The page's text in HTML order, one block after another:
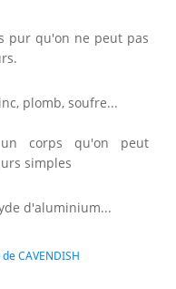
pur qu'on ne peut pas
plomb, soufre...
corps qu'on peut
simples
d'aluminium...
CAVENDISH